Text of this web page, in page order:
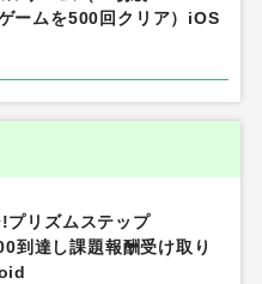
ームを500回クリア）iOS
プリズムステップ
到達し課題報酬受け取り